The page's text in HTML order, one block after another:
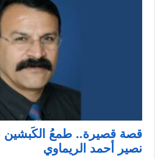
قصة قصيرة.. طمعُ الكَبشين
نصير أحمد الريماوي